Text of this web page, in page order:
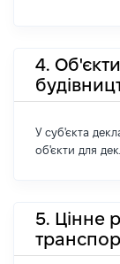
4.
У суб'єкта
об'єкти для
5. Цінне